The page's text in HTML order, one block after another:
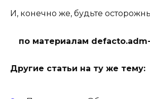
И, конечно же, будьте
по материалам
Другие статьи на ту же тему: